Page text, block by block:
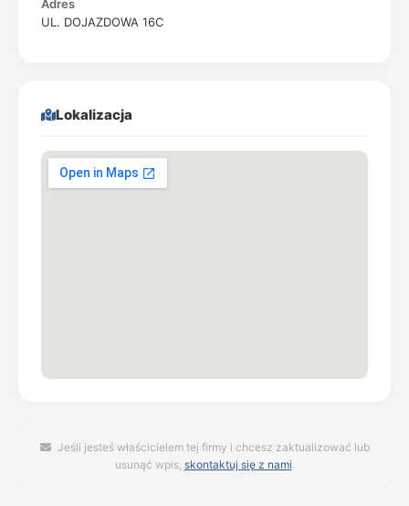
Adres
UL. DOJAZDOWA 16C
Lokalizacja
Jeśli jesteś właścicielem tej firmy i chcesz zaktualizować lub
usunąć wpis, skontaktuj się z nami.